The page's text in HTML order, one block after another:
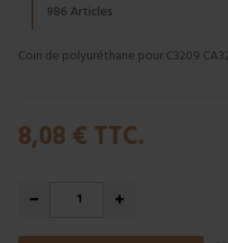
986 Articles
Coin de polyuréthane pour C3209
8,08 € TTC.